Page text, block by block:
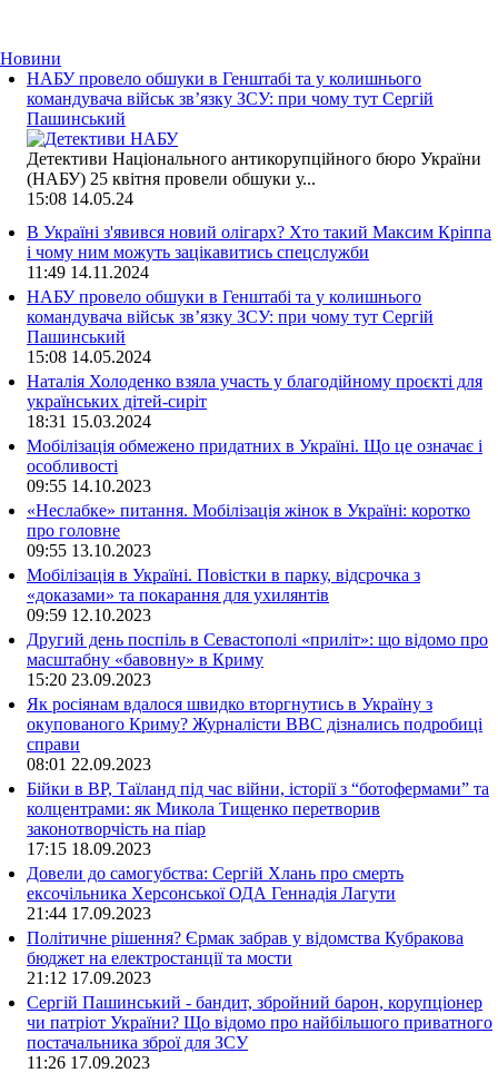
Новини
НАБУ провело обшуки в Генштабі та у колишнього
командувача військ зв’язку ЗСУ: при чому тут Сергій
Пашинський
Детективи Національного антикорупційного бюро України
(НАБУ) 25 квітня провели обшуки у...
15:08 14.05.24
В Україні з'явився новий олігарх? Хто такий Максим Кріппа
і чому ним можуть зацікавитись спецслужби
11:49 14.11.2024
НАБУ провело обшуки в Генштабі та у колишнього
командувача військ зв’язку ЗСУ: при чому тут Сергій
Пашинський
15:08 14.05.2024
Наталія Холоденко взяла участь у благодійному проєкті для
українських дітей-сиріт
18:31 15.03.2024
Мобілізація обмежено придатних в Україні. Що це означає і
особливості
09:55 14.10.2023
«Неслабке» питання. Мобілізація жінок в Україні: коротко
про головне
09:55 13.10.2023
Мобілізація в Україні. Повістки в парку, відсрочка з
«доказами» та покарання для ухилянтів
09:59 12.10.2023
Другий день поспіль в Севастополі «приліт»: що відомо про
масштабну «бавовну» в Криму
15:20 23.09.2023
Як росіянам вдалося швидко вторгнутись в Україну з
окупованого Криму? Журналісти ВВС дізнались подробиці
справи
08:01 22.09.2023
Бійки в ВР, Таїланд під час війни, історії з “ботофермами” та
колцентрами: як Микола Тищенко перетворив
законотворчість на піар
17:15 18.09.2023
Довели до самогубства: Сергій Хлань про смерть
ексочільника Херсонської ОДА Геннадія Лагути
21:44 17.09.2023
Політичне рішення? Єрмак забрав у відомства Кубракова
бюджет на електростанції та мости
21:12 17.09.2023
Сергій Пашинський - бандит, збройний барон, корупціонер
чи патріот України? Що відомо про найбільшого приватного
постачальника зброї для ЗСУ
11:26 17.09.2023